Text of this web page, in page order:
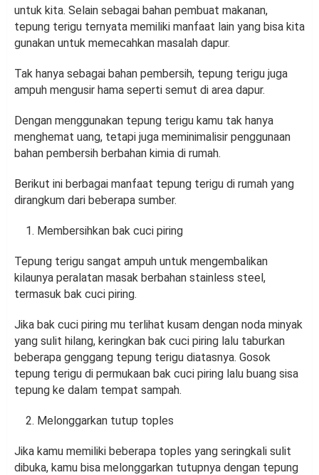
untuk kita. Selain sebagai bahan pembuat makanan,
tepung terigu ternyata memiliki manfaat lain yang bisa kita
gunakan untuk memecahkan masalah dapur.
Tak hanya sebagai bahan pembersih, tepung terigu juga
ampuh mengusir hama seperti semut di area dapur.
Dengan menggunakan tepung terigu kamu tak hanya
menghemat uang, tetapi juga meminimalisir penggunaan
bahan pembersih berbahan kimia di rumah.
Berikut ini berbagai manfaat tepung terigu di rumah yang
dirangkum dari beberapa sumber.
Membersihkan bak cuci piring
Tepung terigu sangat ampuh untuk mengembalikan
kilaunya peralatan masak berbahan stainless steel,
termasuk bak cuci piring.
Jika bak cuci piring mu terlihat kusam dengan noda minyak
yang sulit hilang, keringkan bak cuci piring lalu taburkan
beberapa genggang tepung terigu diatasnya. Gosok
tepung terigu di permukaan bak cuci piring lalu buang sisa
tepung ke dalam tempat sampah.
Melonggarkan tutup toples
Jika kamu memiliki beberapa toples yang seringkali sulit
dibuka, kamu bisa melonggarkan tutupnya dengan tepung